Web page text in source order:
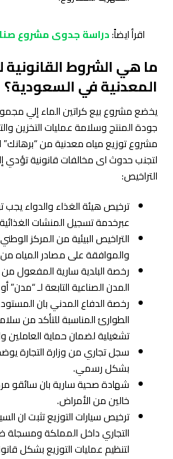
اقرأ ايضاً:دراسة جدوى مشروع
ما هي الشروط القانونية
المعدنية في السعودية؟
يخضع مشروع بيع كراتين الماء إلي
جودة المنتج وسلامة عمليات التخزين
مشروع توزيع مياه معدنية من “برهانك”
لتجنب حدوث اى مخالفات قانونية
التراخيص:
ترخيص هيئة الغذاء والدواء
عبرخدمة تسجيل المنشات
التراخيص البيئية من المركز الوطني
والموافقة على مصادر المياه من
رخصة البلدية سارية المفعول
المدن الصناعية التابعة لـ “مدن”
رخصة الدفاع المدني بان
الطوارئ المناسبة للتأكد من
تشغيلية لضمان حماية العاملين
سجل تجاري من وزارة التجارة
بشكل رسمي.
شهادة صحية سارية بان سائقو
خالين من الأمراض.
ترخيص سيارات التوزيع تثبت ان
التجاري داخل المملكة ومسجلة
لتنظيم عمليات التوزيع بشكل